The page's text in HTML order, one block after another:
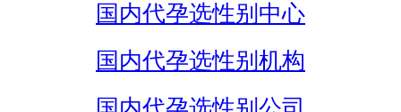
国内代孕选性别中心
国内代孕选性别机构